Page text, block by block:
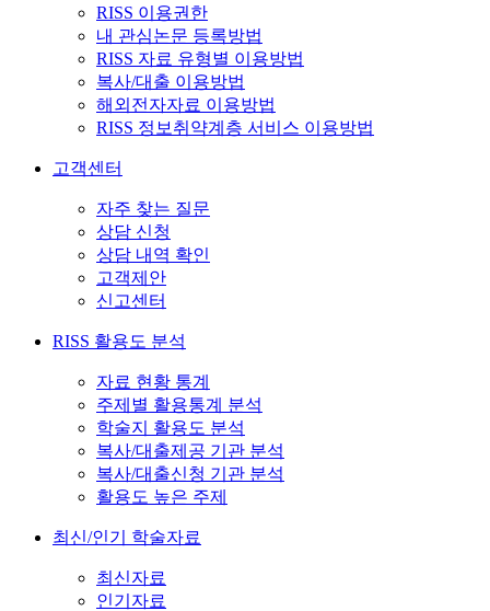
RISS 이용권한
내 관심논문 등록방법
RISS 자료 유형별 이용방법
복사/대출 이용방법
해외전자자료 이용방법
RISS 정보취약계층 서비스 이용방법
고객센터
자주 찾는 질문
상담 신청
상담 내역 확인
고객제안
신고센터
RISS 활용도 분석
자료 현황 통계
주제별 활용통계 분석
학술지 활용도 분석
복사/대출제공 기관 분석
복사/대출신청 기관 분석
활용도 높은 주제
최신/인기 학술자료
최신자료
인기자료